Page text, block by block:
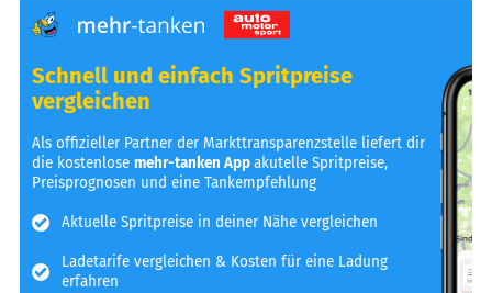
Schnell und einfach Spritpreise
vergleichen
Als offizieller Partner der Markttransparenzstelle liefert dir
die kostenlosemehr-tanken Appakutelle Spritpreise,
Preisprognosen und eine Tankempfehlung
Aktuelle Spritpreise in deiner Nähe vergleichen
Ladetarife vergleichen & Kosten für eine Ladung
erfahren